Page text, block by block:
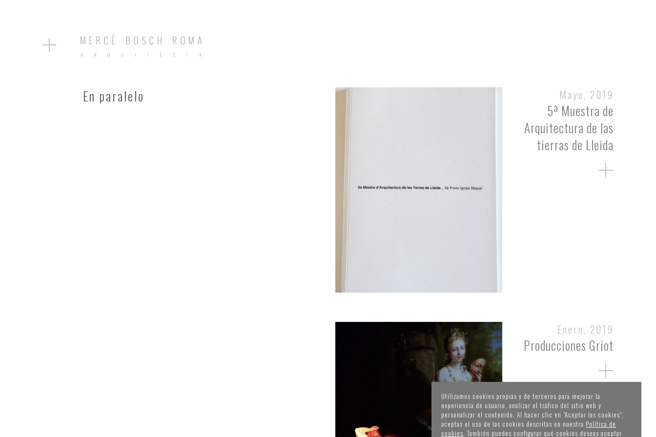
En paralelo Mayo, 2019
5ª Muestra de
Arquitectura de las
tierras de Lleida
Enero, 2019
Producciones Griot
Utilizamos cookies propias y de terceros para mejorar la
experiencia de usuario, analizar el tráfico del sitio web y
personalizar el contenido. Al hacer clic en "Aceptar las cookies",
aceptas el uso de las cookies descritas en nuestra Política de
cookies. También puedes configurar qué cookies deseas aceptar